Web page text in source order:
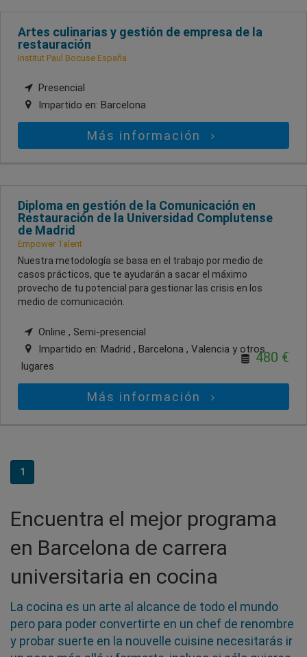
Artes culinarias y gestión de empresa de la
restauración
Institut Paul Bocuse España
Presencial
Impartido en: Barcelona
Más información
Diploma en gestión de la Comunicación en
Restauración de la Universidad Complutense
de Madrid
Empower Talent
Nuestra metodología se basa en el trabajo por medio de
casos prácticos, que te ayudarán a sacar el máximo
provecho de tu potencial para gestionar las crisis en los
medio de comunicación.
Online , Semi-presencial
Impartido en: Madrid , Barcelona , Valencia y otros
lugares
480 €
Más información
1
Encuentra el mejor programa
en Barcelona de carrera
universitaria en cocina
La cocina es un arte al alcance de todo el mundo
pero para poder convertirte en un chef de renombre
y probar suerte en la nouvelle cuisine necesitarás ir